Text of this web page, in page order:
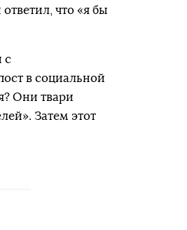
что «я бы
с
в социальной
Они твари
Затем этот